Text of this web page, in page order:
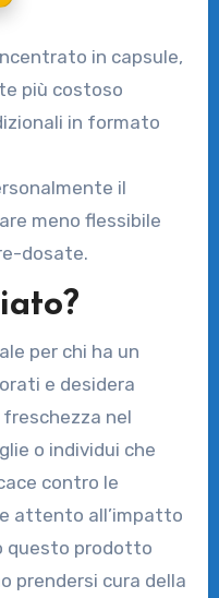
in capsule,
più costoso
in formato
il
meno flessibile
dosate.
per chi ha un
e desidera
nel
o individui che
contro le
attento all’impatto
questo prodotto
prendersi cura della